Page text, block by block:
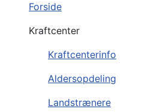
Forside
Kraftcenter
Kraftcenterinfo
Aldersopdeling
Landstrænere